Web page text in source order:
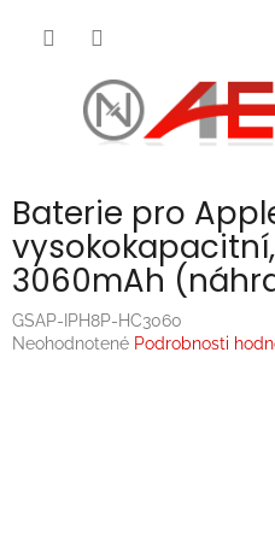
Baterie pro
3060mAh
GSAP-IPH8P-HC3060
Priemerné
Neohodnotené Podrobnosti